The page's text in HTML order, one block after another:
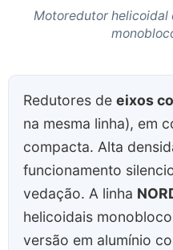
Motoredutor helicoidal
Redutores de eixos
na mesma linha), em
compacta. Alta
funcionamento
vedação. A linha
helicoidais
versão em alumínio